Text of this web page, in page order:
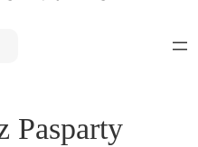
Pasparty